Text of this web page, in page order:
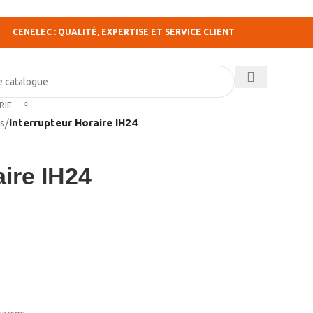
CENELEC : QUALITÉ, EXPERTISE ET SERVICE CLIENT
/Interrupteur Horaire IH24
IH24